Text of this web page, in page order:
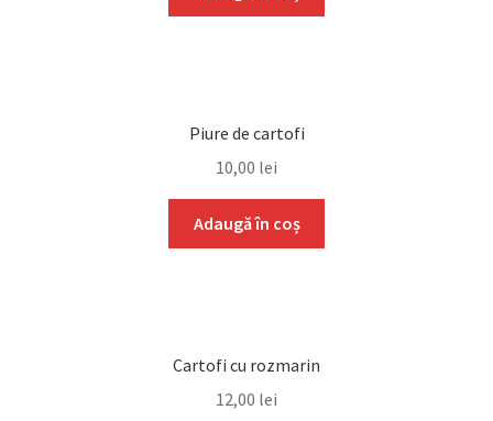
Piure de cartofi
10,00 lei
Adaugă în coș
Cartofi cu rozmarin
12,00 lei